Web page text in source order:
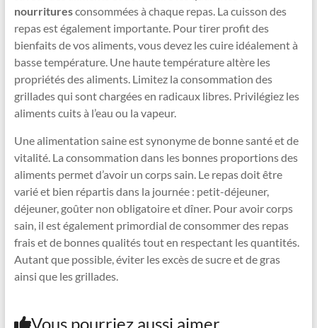
nourrituresconsommées à chaque repas. La cuisson des
repas est également importante. Pour tirer profit des
bienfaits de vos aliments, vous devez les cuire idéalement à
basse température. Une haute température altère les
propriétés des aliments. Limitez la consommation des
grillades qui sont chargées en radicaux libres. Privilégiez les
aliments cuits à l’eau ou la vapeur.
Une alimentation saine est synonyme de bonne santé et de
vitalité. La consommation dans les bonnes proportions des
aliments permet d’avoir un corps sain. Le repas doit être
varié et bien répartis dans la journée : petit-déjeuner,
déjeuner, goûter non obligatoire et dîner. Pour avoir corps
sain, il est également primordial de consommer des repas
frais et de bonnes qualités tout en respectant les quantités.
Autant que possible, éviter les excès de sucre et de gras
ainsi que les grillades.
Vous pourriez aussi aimer